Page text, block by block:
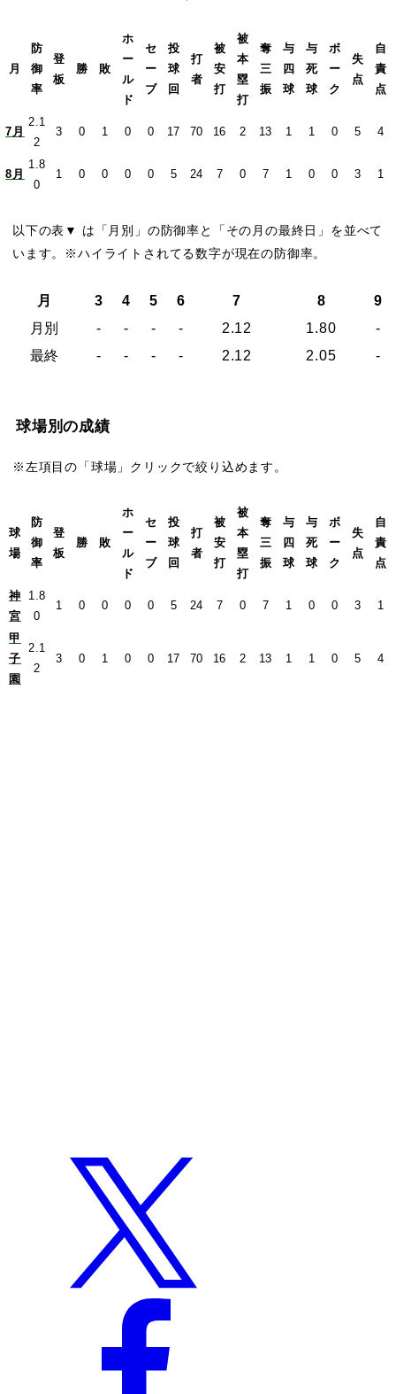
月
防
御
率
登
板
勝 敗
ホ
ー
ル
ド
セ
ー
ブ
投
球
回
打
者
被
安
打
被
本
塁
打
奪
三
振
与
四
球
与
死
球
ボ
ー
ク
失
点
自
責
点
7月
2.1
2
3 0 1 0 0 17 70 16 2 13 1 1 0 5 4
8月
1.8
0
1 0 0 0 0 5 24 7 0 7 1 0 0 3 1
以下の表▼ は「月別」の防御率と「その月の最終日」を並べて
います。※ハイライトされてる数字が現在の防御率。
月 3 4 5 6 7 8
9
月別
- - - - 2.12 1.80
-
最終
- - - - 2.12 2.05 -
球場別の成績
※左項目の「球場」クリックで絞り込めます。
球
場
防
御
率
登
板
勝 敗
ホ
ー
ル
ド
セ
ー
ブ
投
球
回
打
者
被
安
打
被
本
塁
打
奪
三
振
与
四
球
与
死
球
ボ
ー
ク
失
点
自
責
点
神
宮
1.8
0
1 0 0 0 0 5 24 7 0 7 1 0 0 3 1
甲
子
園
2.1
2
3 0 1 0 0 17 70 16 2 13 1 1 0 5 4